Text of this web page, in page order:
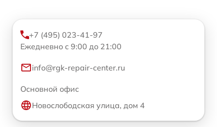
+7 (495) 023-41-97
Ежедневно с 9:00 до 21:00
info@rgk-repair-center.ru
Основной офис
Новослободская улица, дом 4